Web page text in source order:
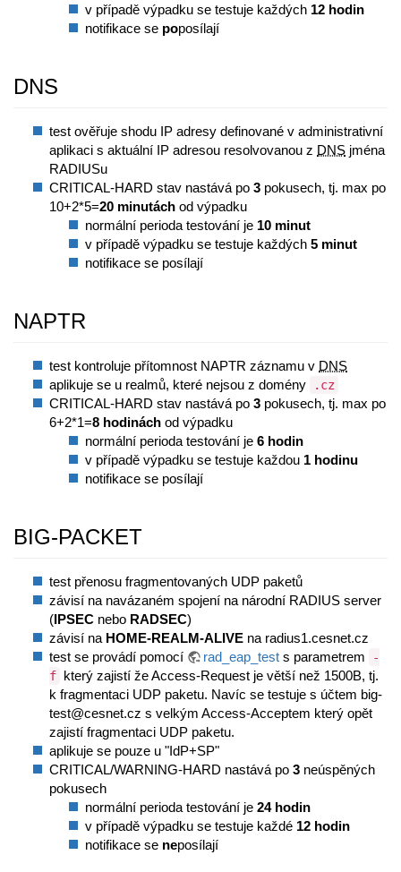
v případě výpadku se testuje každých 12 hodin
notifikace se poposílají
DNS
test ověřuje shodu IP adresy definované v administrativní
aplikaci s aktuální IP adresou resolvovanou z DNS jména
RADIUSu
CRITICAL-HARD stav nastává po 3 pokusech, tj. max po
10+2*5=20 minutách od výpadku
normální perioda testování je 10 minut
v případě výpadku se testuje každých 5 minut
notifikace se posílají
NAPTR
test kontroluje přítomnost NAPTR záznamu v DNS
aplikuje se u realmů, které nejsou z domény
.cz
CRITICAL-HARD stav nastává po 3 pokusech, tj. max po
6+2*1=8 hodinách od výpadku
normální perioda testování je 6 hodin
v případě výpadku se testuje každou 1 hodinu
notifikace se posílají
BIG-PACKET
test přenosu fragmentovaných UDP paketů
závisí na navázaném spojení na národní RADIUS server
(IPSEC nebo RADSEC)
závisí na HOME-REALM-ALIVE na radius1.cesnet.cz
test se provádí pomocí
rad_eap_test s parametrem
-
f který zajistí že Access-Request je větší než 1500B, tj.
k fragmentaci UDP paketu. Navíc se testuje s účtem big-
test@cesnet.cz s velkým Access-Acceptem který opět
zajistí fragmentaci UDP paketu.
aplikuje se pouze u "IdP+SP"
CRITICAL/WARNING-HARD nastává po 3 neúspěných
pokusech
normální perioda testování je 24 hodin
v případě výpadku se testuje každé 12 hodin
notifikace se neposílají